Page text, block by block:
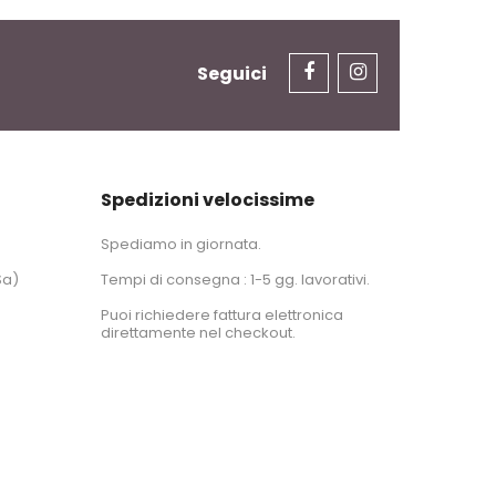
Seguici
Spedizioni velocissime
Spediamo in giornata.
Tempi di consegna : 1-5 gg. lavorativi.
Puoi richiedere fattura elettronica
direttamente nel checkout.